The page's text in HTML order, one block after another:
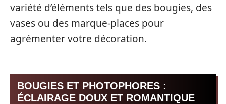
variété d’éléments tels que des bougies, des
vases ou des marque-places pour
agrémenter votre décoration.
BOUGIES ET PHOTOPHORES :
ÉCLAIRAGE DOUX ET ROMANTIQUE